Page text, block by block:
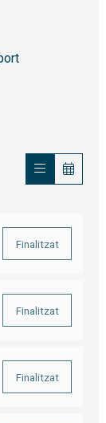
Finalitzat
Finalitzat
Finalitzat